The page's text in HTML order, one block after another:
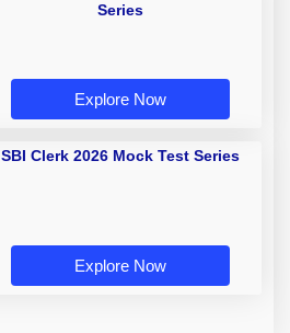
Series
Explore Now
SBI Clerk 2026 Mock Test Series
Explore Now